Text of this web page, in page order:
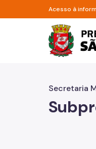
Pular para o Conteúdo
Acesso à
Secretaria